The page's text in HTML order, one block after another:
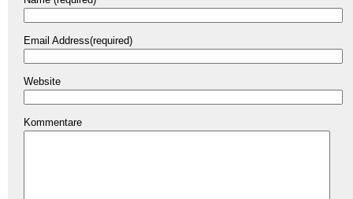
Email Address(required)
Website
Kommentare